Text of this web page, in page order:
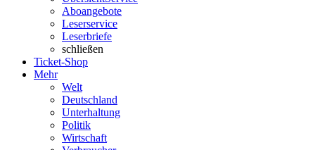
Aboangebote
Leserservice
Leserbriefe
schließen
Ticket-Shop
Mehr
Welt
Deutschland
Unterhaltung
Politik
Wirtschaft